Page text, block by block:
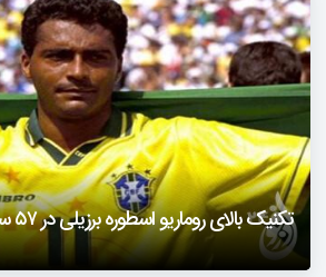
تکنیک بالای روماریو اسطوره برزیلی در ۵۷ سالگی
فیلمی از یک خواننده زن در توئیتر
حمله تند مصطفی کواکبیان به مجری
دزفول را باید دید